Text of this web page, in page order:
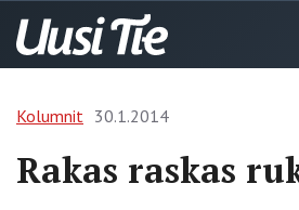
Kolumnit 30.1.2014
Rakas raskas